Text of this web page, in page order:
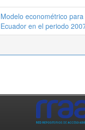
Modelo econométrico
Ecuador en el periodo